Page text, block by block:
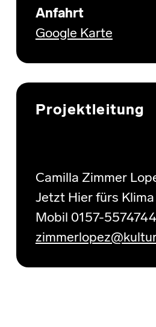
Anfahrt
Google Karte
Projektleitung
Camilla Zimmer
Jetzt Hier fürs
Mobil 0157-